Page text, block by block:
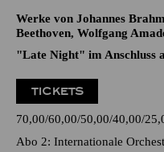
Werke von Johannes
Beethoven, Wolfgang
"Late Night" im Anschluss
TICKETS
70,00 60,00 50,00 40,00
Abo 2: Internationale